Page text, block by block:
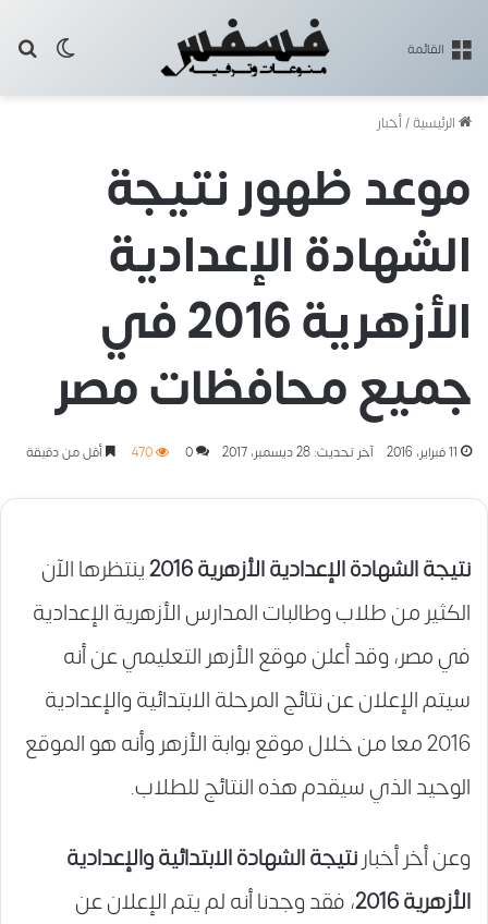
القائمة
الرئيسية/أخبار
موعد ظهور نتيجة
الشهادة الإعدادية
الأزهرية 2016 في
جميع محافظات مصر
11 فبراير، 2016 آخر تحديث: 28 ديسمبر، 2017 0
470 أقل من دقيقة
نتيجة الشهادة الإعدادية الأزهرية 2016
ينتظرها الآن
الكثير من طلاب وطالبات المدارس الأزهرية الإعدادية
في مصر، وقد أعلن موقع الأزهر التعليمي عن أنه
سيتم الإعلان عن نتائج المرحلة الابتدائية والإعدادية
2016 معا من خلال موقع بوابة الأزهر وأنه هو الموقع
الوحيد الذي سيقدم هذه النتائج للطلاب.
وعن أخر أخبارنتيجة الشهادة الابتدائية والإعدادية
الأزهرية 2016
، فقد وجدنا أنه لم يتم الإعلان عن